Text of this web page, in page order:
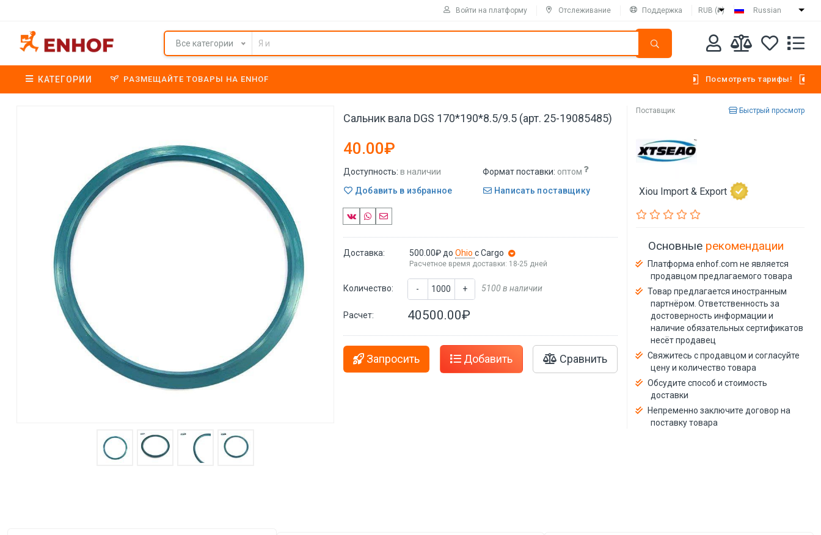
Войти на платформу Отслеживание Поддержка RUB (₽) Russian
Все категории
КАТЕГОРИИ РАЗМЕЩАЙТЕ ТОВАРЫ НА ENHOF Посмотреть тарифы!
Сальник вала DGS 170*190*8.5/9.5 (арт. 25-19085485)
40.00₽
Доступность: в наличии Формат поставки: оптом
Добавить в избранное
Написать поставщику
Доставка: 500.00₽ доOhioс Cargo
Расчетное время доставки: 18-25 дней
Количество: - + 5100 в наличии
Расчет: 40500.00₽
Запросить Добавить Сравнить
Поставщик Быстрый просмотр
Xiou Import & Export
Основные рекомендации
Платформа enhof.com не является
продавцом предлагаемого товара
Товар предлагается иностранным
партнёром. Ответственность за
достоверность информации и
наличие обязательных сертификатов
несёт продавец
Свяжитесь с продавцом и согласуйте
цену и количество товара
Обсудите способ и стоимость
доставки
Непременно заключите договор на
поставку товара